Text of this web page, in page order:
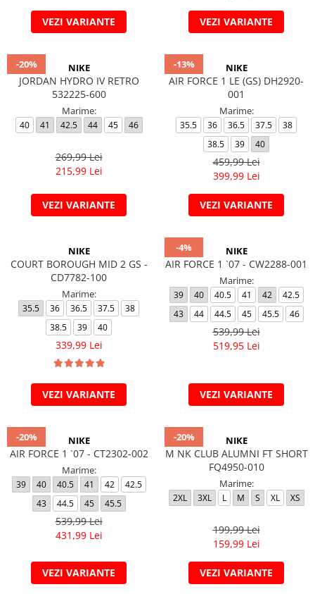
VEZI VARIANTE VEZI VARIANTE
-20% NIKE
JORDAN HYDRO IV RETRO
532225-600
Marime:
40 41 42.5 44 45 46
269,99 Lei
215,99 Lei
VEZI VARIANTE
-13% NIKE
AIR FORCE 1 LE (GS) DH2920-
001
Marime:
35.5 36 36.5 37.5
38
38.5
39 40
459,99 Lei
399,99 Lei
VEZI VARIANTE
NIKE
COURT BOROUGH MID 2 GS -
CD7782-100
Marime:
35.5 36 36.5 37.5
38
38.5
39 40
339,99 Lei
VEZI VARIANTE
-4% NIKE
AIR FORCE 1 `07 - CW2288-001
Marime:
39 40 40.5 41 42
42.5
43
44 44.5 45 45.5 46
539,99 Lei
519,95 Lei
VEZI VARIANTE
-20% NIKE
AIR FORCE 1 `07 - CT2302-002
Marime:
39 40 40.5 41 42
42.5
43
44.5 45 45.5
539,99 Lei
431,99 Lei
VEZI VARIANTE
-20% NIKE
M NK CLUB ALUMNI FT SHORT
FQ4950-010
Marime:
2XL 3XL L M S XL XS
199,99 Lei
159,99 Lei
VEZI VARIANTE